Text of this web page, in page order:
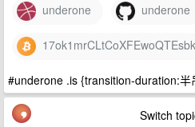
underone underone
#underone .is {transition-duration:半
Switch